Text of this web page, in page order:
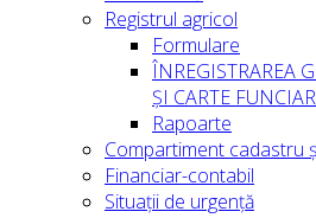
Registrul agricol
Formulare
ÎNREGISTRAREA
ȘI CARTE
Rapoarte
Compartiment cadastru
Financiar-contabil
Situații de urgență